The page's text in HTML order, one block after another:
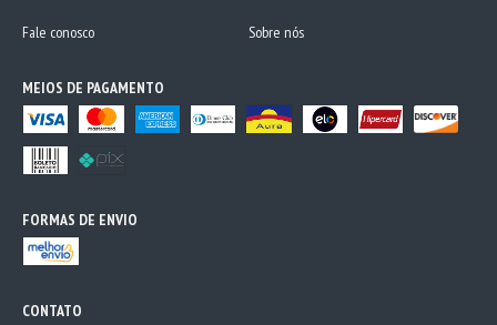
Fale conosco Sobre nós
MEIOS DE PAGAMENTO
FORMAS DE ENVIO
CONTATO